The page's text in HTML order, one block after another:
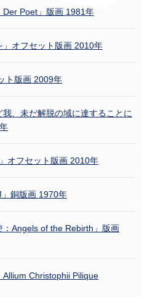
Der Poet」版画 1981年
オフセット版画 2010年
ト版画 2009年
、未だ解脱の域に達することに
オフセット版画 2010年
銅版画 1970年
Angels of the Rebirth」版画
Christophii Pilique